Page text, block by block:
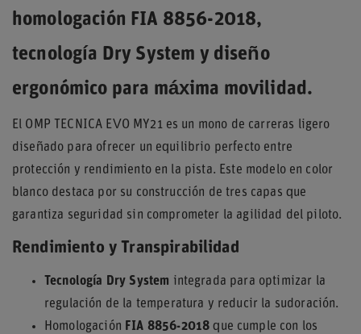
homologación FIA 8856-2018,
tecnología Dry System y diseño
ergonómico para máxima movilidad.
El OMP TECNICA EVO MY21 es un mono de carreras ligero
diseñado para ofrecer un equilibrio perfecto entre
protección y rendimiento en la pista. Este modelo en color
blanco destaca por su construcción de tres capas que
garantiza seguridad sin comprometer la agilidad del piloto.
Rendimiento y Transpirabilidad
Tecnología Dry System integrada para optimizar la
regulación de la temperatura y reducir la sudoración.
Homologación FIA 8856-2018 que cumple con los